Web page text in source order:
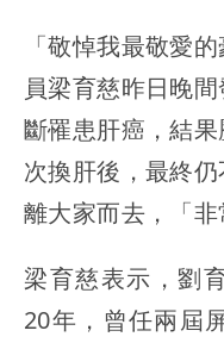
「敬悼我最敬愛
員梁育慈昨日晚
斷罹患肝癌，結
次換肝後，最終
離大家而去，「非
梁育慈表示，劉
20年，曾任兩屆